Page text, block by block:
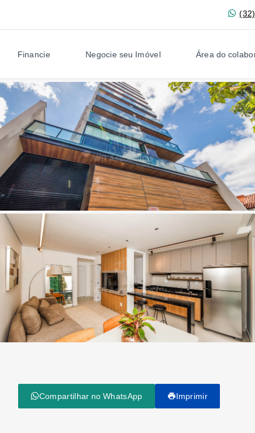
Financie Negocie seu Imóvel Área do
Compartilhar no WhatsApp Imprimir